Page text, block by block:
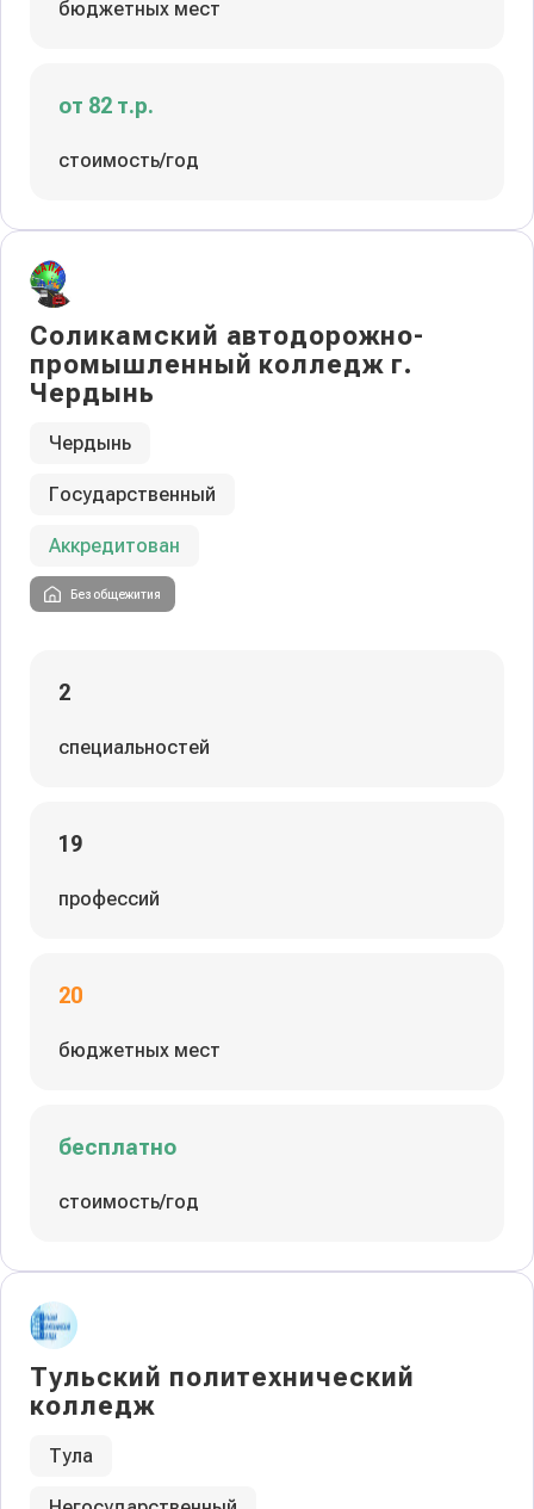
бюджетных мест
от 82 т.р.
стоимость/год
Соликамский автодорожно-
промышленный колледж г.
Чердынь
Чердынь
Государственный
Аккредитован
Без общежития
2
специальностей
19
профессий
20
бюджетных мест
бесплатно
стоимость/год
Тульский политехнический
колледж
Тула